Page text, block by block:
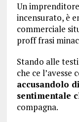
Un
incensurato, è
commerciale
proff frasi
Stando alle
che ce
accusandolo
sentimentale
compagna.